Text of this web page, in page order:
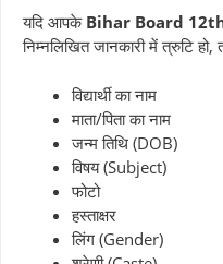
यदि आपके Bihar Board
निम्नलिखित जानकारी में त्रुटि
विद्यार्थी का नाम
माता/पिता का नाम
जन्म तिथि (DOB)
विषय (Subject)
फोटो
हस्ताक्षर
लिंग (Gender)